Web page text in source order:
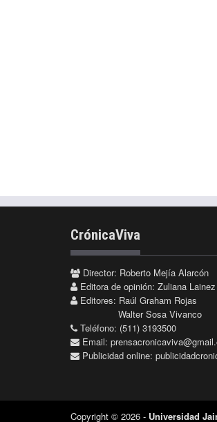
CrónicaViva
Director: Roberto Mejía Alarcón
Editora de opinión: Zuliana
Editores: Raúl Graham Rojas
Walter Sosa Vivanco
Teléfono: (511) 3193500
Email:
Publicidad online:
Copyright © 2026 - Universidad